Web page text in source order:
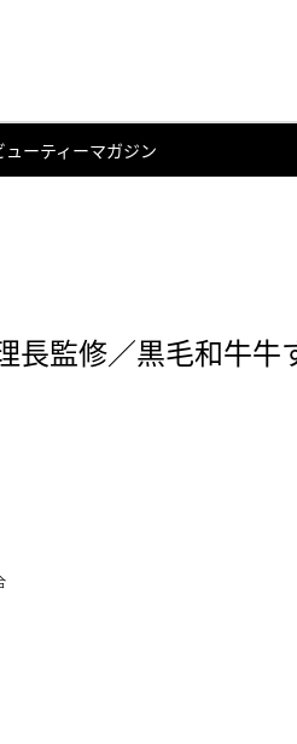
ューティーマガジン
長監修／黒毛和牛牛